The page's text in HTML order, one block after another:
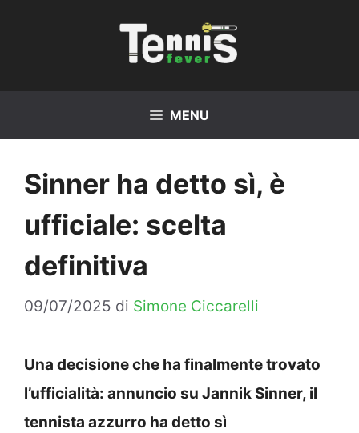
MENU
Sinner ha detto sì, è
ufficiale: scelta
definitiva
09/07/2025 di Simone Ciccarelli
Una decisione che ha finalmente trovato
l’ufficialità: annuncio su Jannik Sinner, il
tennista azzurro ha detto sì